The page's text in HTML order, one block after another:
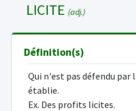
LICITE (adj.)
Définition(s)
Qui n'est pas défendu
établie.
Ex. Des profits licites.